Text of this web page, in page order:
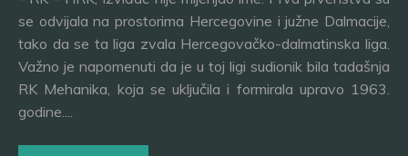
se odvijala na prostorima Hercegovine i južne Dalmacije,
tako da se ta liga zvala Hercegovačko-dalmatinska liga.
Važno je napomenuti da je u toj ligi sudionik bila tadašnja
RK Mehanika, koja se uključila i formirala upravo 1963.
godine....